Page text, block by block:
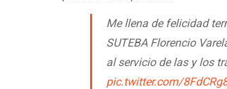
Me llena de felicidad
SUTEBA Florencio
al servicio de las y los
pic.twitter.com/